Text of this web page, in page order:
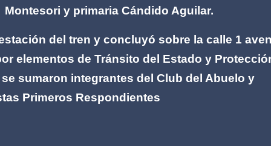
Montesori y primaria Cándido Aguilar.
del tren y concluyó sobre la calle 1
elementos de Tránsito del Estado y
sumaron integrantes del Club del Abuelo y
Primeros Respondientes